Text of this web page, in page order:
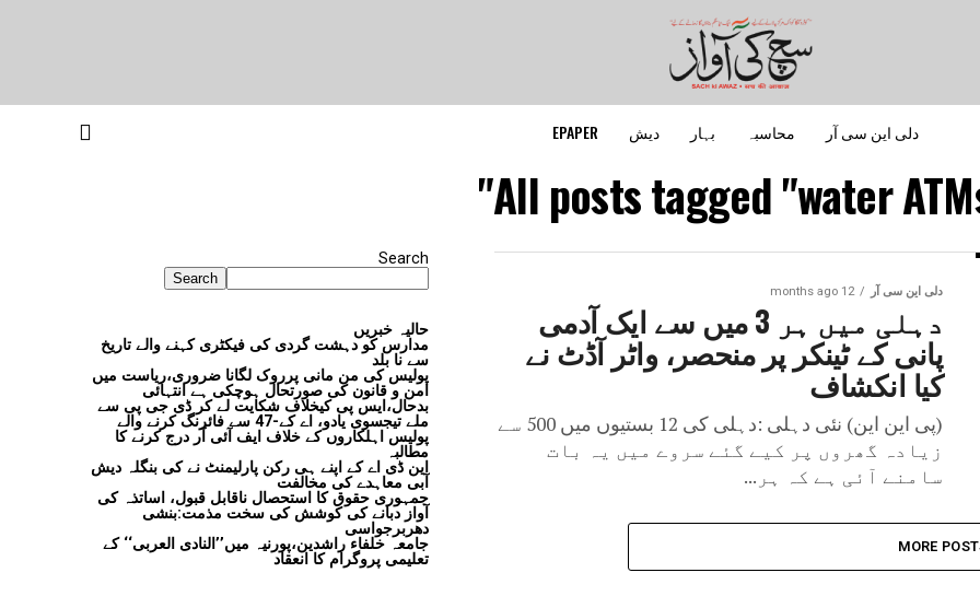
دلی این سی آر محاسبہ بہار دیش EPAPER
All posts tagged "water
دلی این سی آر 12 months ago
دہلی میں ہر 3 میں سے ایک آدمی
پانی کے ٹینکر پر منحصر، واٹر آڈٹ نے
کیا انکشاف
(پی این این) نئی دہلی :دہلی کی 12 بستیوں میں 500 سے
زیادہ گھروں پر کیے گئے سروے میں یہ بات
سامنے آئی ہے کہ ہر...
MORE
Search
Search
حالیہ خبریں
مدارس کو دہشت گردی کی فیکٹری کہنے والے تاریخ
سے نا بلد
پولیس کی من مانی پرروک لگانا ضروری،ریاست میں
امن و قانون کی صورتحال ہوچکی ہے انتہائی
بدحال،ایس پی کیخلاف شکایت لے کر ڈی جی پی سے
ملے تیجسوی یادو، اے کے-47 سے فائرنگ کرنے والے
پولیس اہلکاروں کے خلاف ایف آئی آر درج کرنے کا
مطالبہ
این ڈی اے کے اپنے ہی رکن پارلیمنٹ نے کی بنگلہ دیش
آبی معاہدے کی مخالفت
جمہوری حقوق کا استحصال ناقابل قبول، اساتذہ کی
آواز دبانے کی کوشش کی سخت مذمت:بنشی
دھربرجواسی
جامعہ خلفاء راشدین،پورنیہ میں’’النادی العربی‘‘ کے
تعلیمی پروگرام کا انعقاد